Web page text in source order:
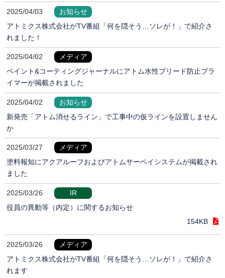
2025/04/03
お知らせ
アトミクス株式会社がTV番組「何を隠そう…ソレが！」で紹介さ
れました！
2025/04/02
メディア
ペイント&コーティングジャーナルにアトム水性ブリード防止プラ
イマーが掲載されました
2025/04/02
お知らせ
新発売「アトム消せるライン」で工事中の仮ラインを設置しません
か
2025/03/27
メディア
塗料報知にアクアルーフおよびアトムサーベイシステムが掲載され
ました
2025/03/26
IR
役員の異動等（内定）に関するお知らせ
154KB
2025/03/26
メディア
アトミクス株式会社がTV番組「何を隠そう…ソレが！」で紹介さ
れます